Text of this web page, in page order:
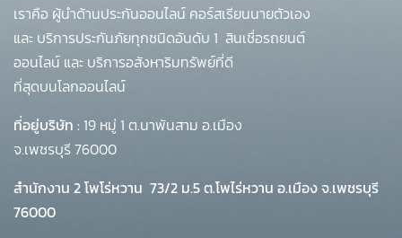
เราคือ ผู้นำด้านประกันออนไลน์ คอร์สเรียนนายตัวเอง
และ บริการประกันภัยทุกชนิดอันดับ 1 สินเชื่อรถยนต์
ออนไลน์ และ บริการอสังหาริมทรัพย์ที่ดี
ที่สุดบนโลกออนไลน์
ที่อยู่บริษัท : 19 หมู่ 1 ต.นาพันสาม อ.เมือง
จ.เพชรบุรี 76000
สำนักงาน 2 โพโร่หวาน 73/2 ม.5 ต.โพไร่หวาน อ.เมือง จ.เพชรบุรี
76000